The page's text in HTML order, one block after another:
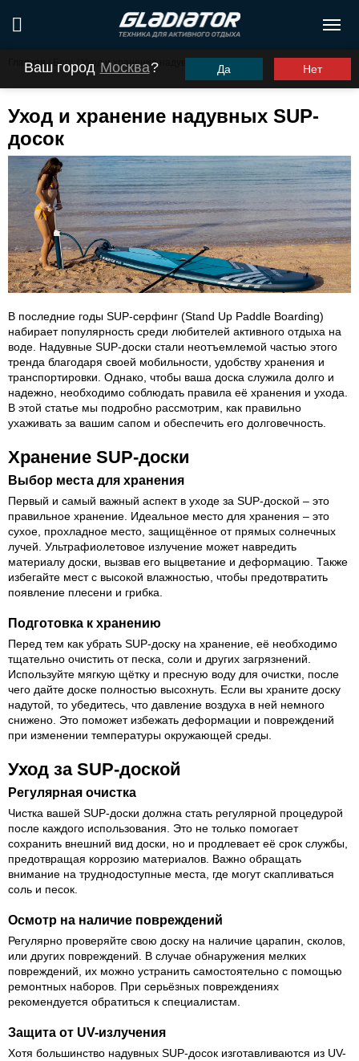
Ваш город Москва? Да Нет
Главная Блог / Уход и хранение надувных SUP-досок
Уход и хранение надувных SUP-
досок
В последние годы SUP-серфинг (Stand Up Paddle Boarding)
набирает популярность среди любителей активного отдыха на
воде. Надувные SUP-доски стали неотъемлемой частью этого
тренда благодаря своей мобильности, удобству хранения и
транспортировки. Однако, чтобы ваша доска служила долго и
надежно, необходимо соблюдать правила её хранения и ухода.
В этой статье мы подробно рассмотрим, как правильно
ухаживать за вашим сапом и обеспечить его долговечность.
Хранение SUP-доски
Выбор места для хранения
Первый и самый важный аспект в уходе за SUP-доской – это
правильное хранение. Идеальное место для хранения – это
сухое, прохладное место, защищённое от прямых солнечных
лучей. Ультрафиолетовое излучение может навредить
материалу доски, вызвав его выцветание и деформацию. Также
избегайте мест с высокой влажностью, чтобы предотвратить
появление плесени и грибка.
Подготовка к хранению
Перед тем как убрать SUP-доску на хранение, её необходимо
тщательно очистить от песка, соли и других загрязнений.
Используйте мягкую щётку и пресную воду для очистки, после
чего дайте доске полностью высохнуть. Если вы храните доску
надутой, то убедитесь, что давление воздуха в ней немного
снижено. Это поможет избежать деформации и повреждений
при изменении температуры окружающей среды.
Уход за SUP-доской
Регулярная очистка
Чистка вашей SUP-доски должна стать регулярной процедурой
после каждого использования. Это не только помогает
сохранить внешний вид доски, но и продлевает её срок службы,
предотвращая коррозию материалов. Важно обращать
внимание на труднодоступные места, где могут скапливаться
соль и песок.
Осмотр на наличие повреждений
Регулярно проверяйте свою доску на наличие царапин, сколов,
или других повреждений. В случае обнаружения мелких
повреждений, их можно устранить самостоятельно с помощью
ремонтных наборов. При серьёзных повреждениях
рекомендуется обратиться к специалистам.
Защита от UV-излучения
Хотя большинство надувных SUP-досок изготавливаются из UV-